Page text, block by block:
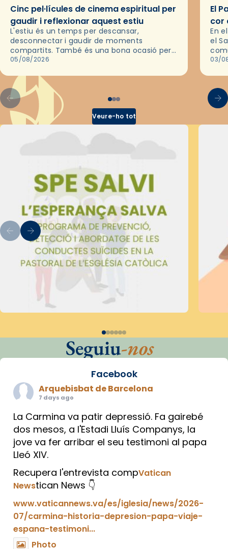
Cinc pel·lícules de cinema espiritual per
gaudir i reflexionar aquest estiu
L'estiu és un temps per descansar,
desconnectar i gaudir de moments
compartits. També és una bona ocasió per
deixar-se portar per una bona història i, a
05/08/2026
El
cor
En
el
de
03/
Veure-ho tot
Seguiu-nos
Facebook
Arquebisbat de Barcelona
7 days ago
La Carmina va patir depressió. Fa gairebé
dos mesos, a l'Estadi Lluís Companys, la
jove va fer arribar el seu testimoni al papa
Lleó XIV.
Recupera l'entrevista compVatican
Newstican News 👇
www.vaticannews.va/es/iglesia/news/2026-
07/carmina-historia-depresion-papa-viaje-
espana-testimoni...
Photo